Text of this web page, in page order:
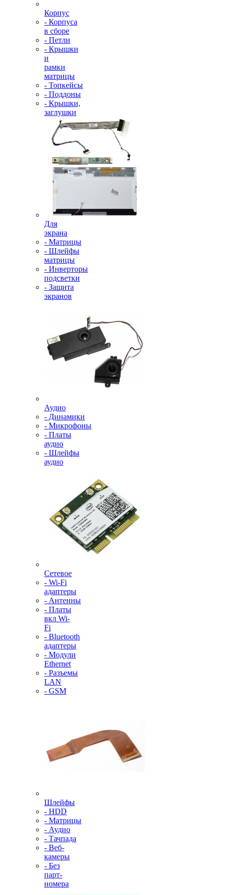
Корпус
- Корпуса
в сборе
- Петли
- Крышки
и
рамки
матрицы
- Топкейсы
- Поддоны
- Крышки,
заглушки
Для
экрана
- Матрицы
- Шлейфы
матрицы
- Инверторы
подсветки
- Защита
экранов
Аудио
- Динамики
- Микрофоны
- Платы
аудио
- Шлейфы
аудио
Сетевое
- Wi-Fi
адаптеры
- Антенны
- Платы
вкл Wi-
Fi
- Bluetooth
адаптеры
- Модули
Ethernet
- Разъемы
LAN
- GSM
Шлейфы
- HDD
- Матрицы
- Аудио
- Тачпада
- Веб-
камеры
- Без
парт-
номера